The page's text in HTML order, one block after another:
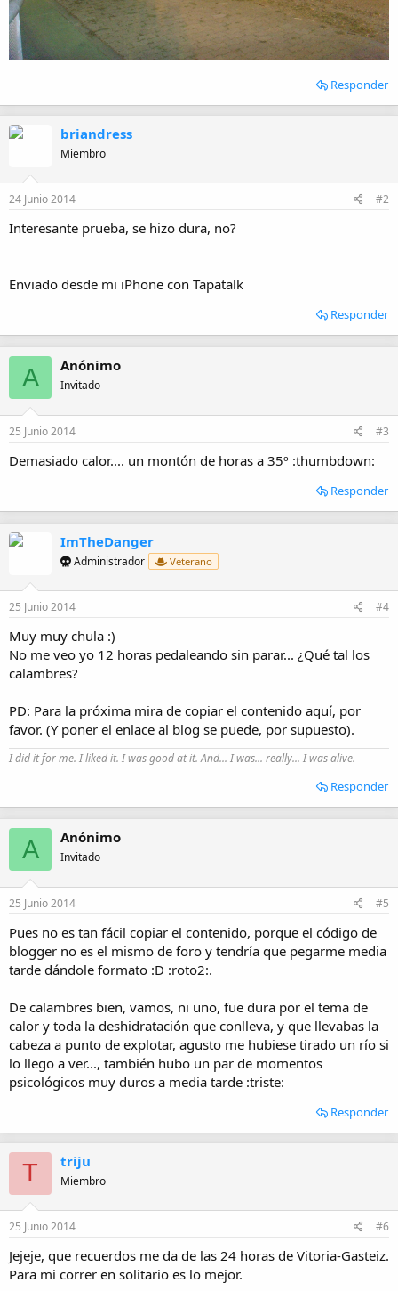
Responder
briandress
Miembro
24 Junio 2014 #2
Interesante prueba, se hizo dura, no?
Enviado desde mi iPhone con Tapatalk
Responder
A Anónimo
Invitado
25 Junio 2014 #3
Demasiado calor.... un montón de horas a 35º :thumbdown:
Responder
ImTheDanger
Administrador Veterano
25 Junio 2014 #4
Muy muy chula :)
No me veo yo 12 horas pedaleando sin parar... ¿Qué tal los
calambres?
PD: Para la próxima mira de copiar el contenido aquí, por
favor. (Y poner el enlace al blog se puede, por supuesto).
I did it for me. I liked it. I was good at it. And... I was... really... I was alive.
Responder
A Anónimo
Invitado
25 Junio 2014 #5
Pues no es tan fácil copiar el contenido, porque el código de
blogger no es el mismo de foro y tendría que pegarme media
tarde dándole formato :D :roto2:.
De calambres bien, vamos, ni uno, fue dura por el tema de
calor y toda la deshidratación que conlleva, y que llevabas la
cabeza a punto de explotar, agusto me hubiese tirado un río si
lo llego a ver..., también hubo un par de momentos
psicológicos muy duros a media tarde :triste:
Responder
T triju
Miembro
25 Junio 2014 #6
Jejeje, que recuerdos me da de las 24 horas de Vitoria-Gasteiz.
Para mi correr en solitario es lo mejor.